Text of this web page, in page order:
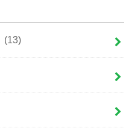
(13)